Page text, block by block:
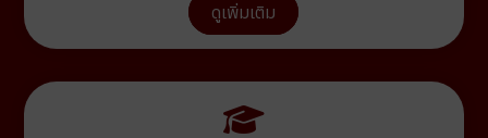
ดูเพิ่มเติม